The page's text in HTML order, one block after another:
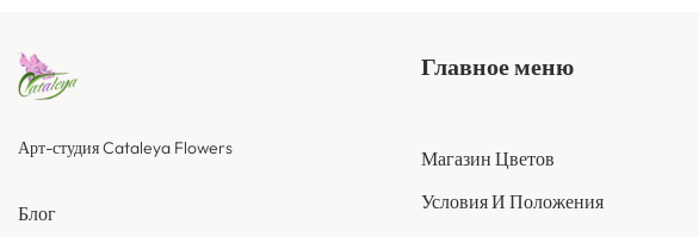
Арт-студия Cataleya Flowers
Блог
Главное меню
Магазин Цветов
Условия И Положения